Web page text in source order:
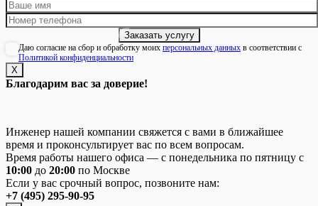
Даю согласие на сбор и обработку моих персональных данных в соответствии с
Политикой конфиденциальности
Х
Благодарим вас за доверие!
Инженер нашей компании свяжется с вами в ближайшее
время и проконсультирует вас по всем вопросам.
Время работы нашего офиса — с понедельника по пятницу с
10:00 до 20:00 по Москве
Если у вас срочный вопрос, позвоните нам:
+7 (495) 295-90-95